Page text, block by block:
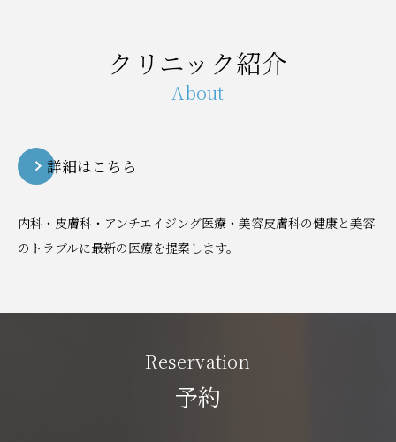
クリニック紹介
About
詳細はこちら
内科・皮膚科・アンチエイジング医療・美容皮膚科の健康と美容
のトラブルに最新の医療を提案します。
Reservation
予約